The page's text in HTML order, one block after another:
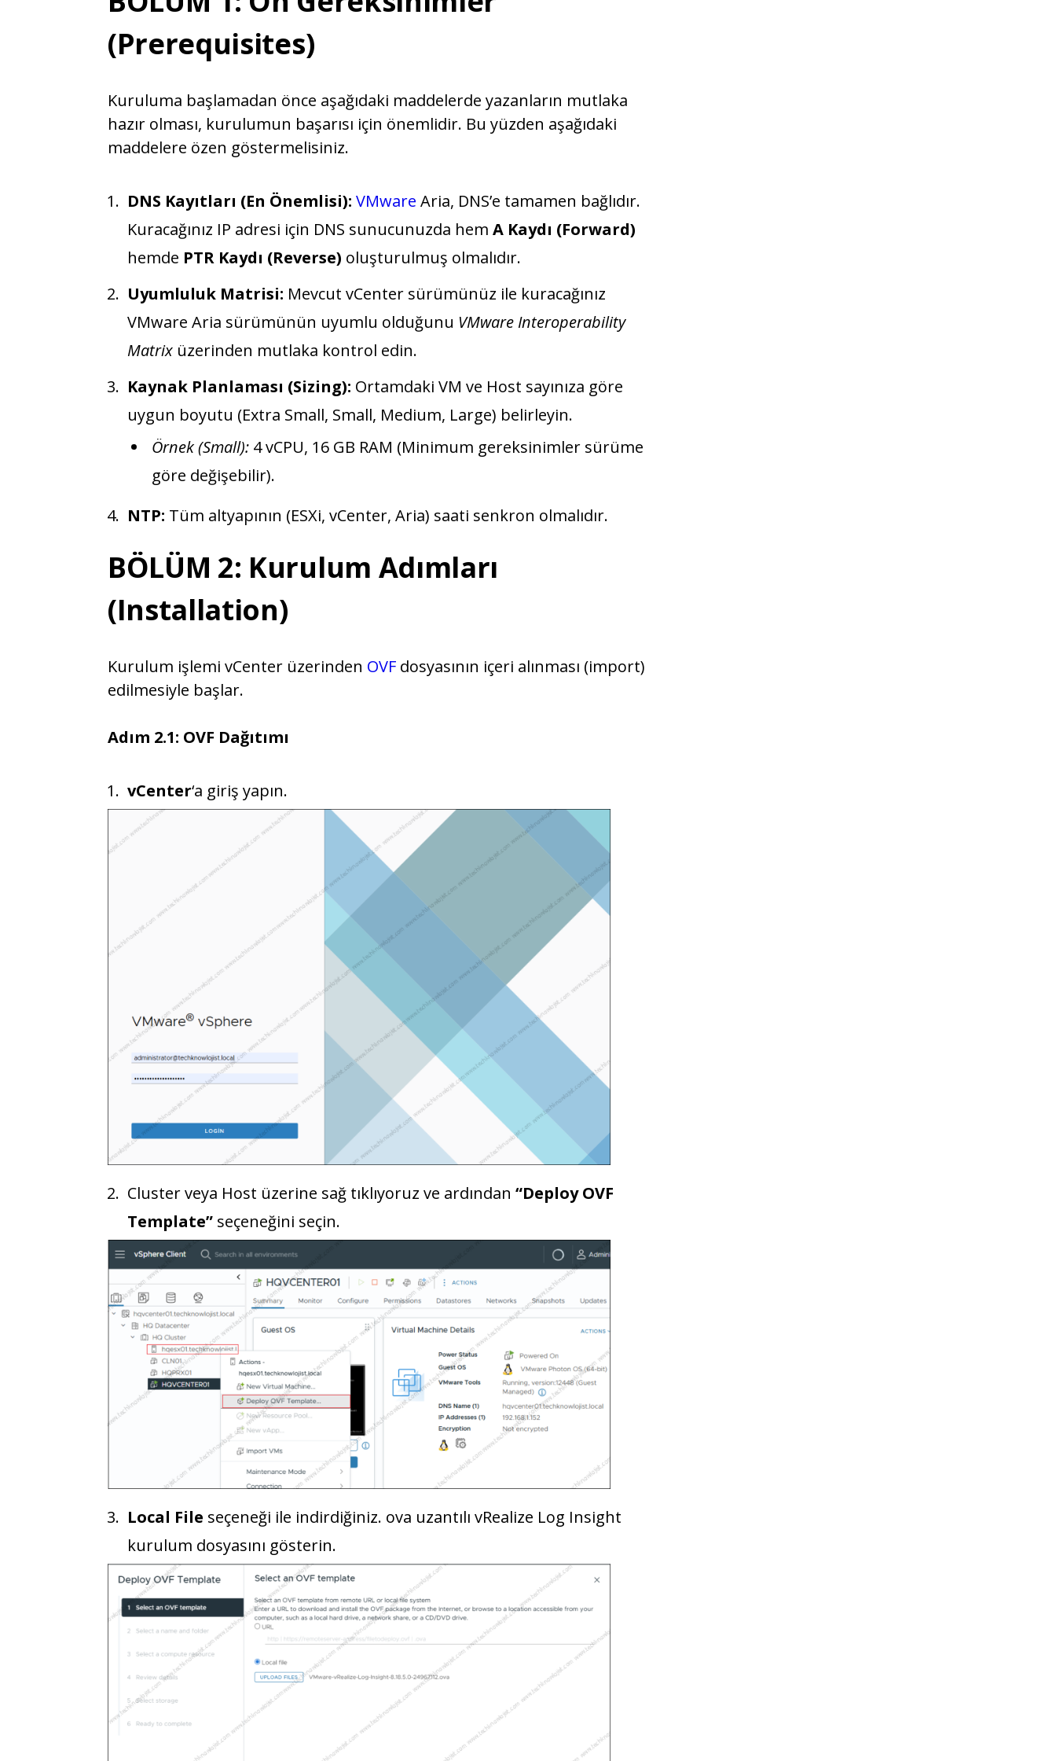
(Prerequisites)
Kuruluma başlamadan önce aşağıdaki maddelerde yazanların mutlaka
hazır olması, kurulumun başarısı için önemlidir. Bu yüzden aşağıdaki
maddelere özen göstermelisiniz.
DNS Kayıtları (En Önemlisi): VMware Aria, DNS’e tamamen bağlıdır.
Kuracağınız IP adresi için DNS sunucunuzda hem A Kaydı (Forward)
hemde PTR Kaydı (Reverse) oluşturulmuş olmalıdır.
Uyumluluk Matrisi: Mevcut vCenter sürümünüz ile kuracağınız
VMware Aria sürümünün uyumlu olduğunu VMware Interoperability
Matrix üzerinden mutlaka kontrol edin.
Kaynak Planlaması (Sizing): Ortamdaki VM ve Host sayınıza göre
uygun boyutu (Extra Small, Small, Medium, Large) belirleyin.
Örnek (Small): 4 vCPU, 16 GB RAM (Minimum gereksinimler sürüme
göre değişebilir).
NTP: Tüm altyapının (ESXi, vCenter, Aria) saati senkron olmalıdır.
BÖLÜM 2: Kurulum Adımları
(Installation)
Kurulum işlemi vCenter üzerinden OVF dosyasının içeri alınması (import)
edilmesiyle başlar.
Adım 2.1: OVF Dağıtımı
vCenter‘a giriş yapın.
Cluster veya Host üzerine sağ tıklıyoruz ve ardından “Deploy OVF
Template” seçeneğini seçin.
Local File seçeneği ile indirdiğiniz. ova uzantılı vRealize Log Insight
kurulum dosyasını gösterin.